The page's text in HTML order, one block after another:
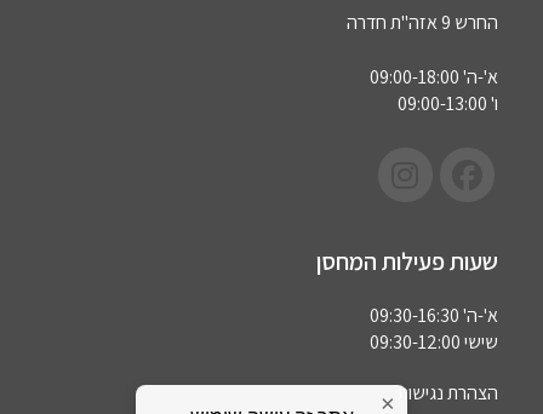
החרש 9 אזה"ת חדרה
א'-ה' 09:00-18:00
ו' 09:00-13:00
שעות פעילות המחסן
א'-ה' 09:30-16:30
שישי 09:30-12:00
הצהרת נגישות×